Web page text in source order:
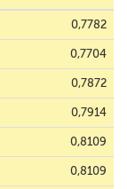
0,7782
0,7704
0,7872
0,7914
0,8109
0,8109